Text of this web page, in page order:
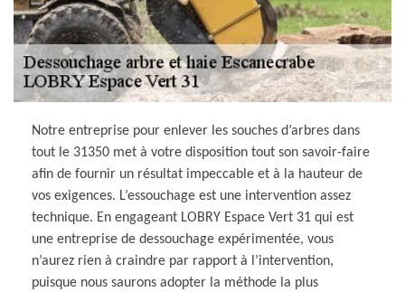
Notre entreprise pour enlever les souches d’arbres dans
tout le 31350 met à votre disposition tout son savoir-faire
afin de fournir un résultat impeccable et à la hauteur de
vos exigences. L’essouchage est une intervention assez
technique. En engageant LOBRY Espace Vert 31 qui est
une entreprise de dessouchage expérimentée, vous
n’aurez rien à craindre par rapport à l’intervention,
puisque nous saurons adopter la méthode la plus